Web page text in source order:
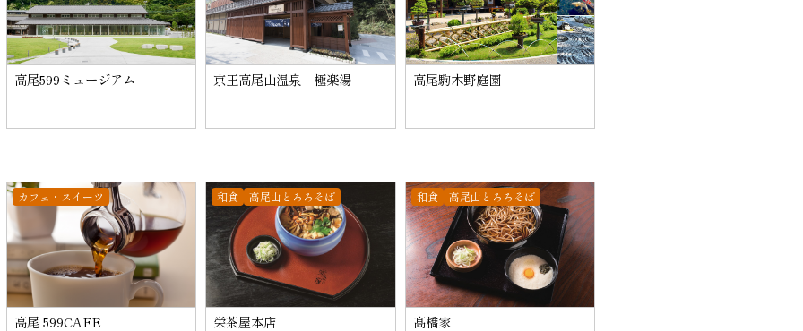
高尾599ミュージアム 京王高尾山温泉 極楽湯 高尾駒木野庭園
カフェ・スイーツ
高尾 599CAFE
和食 高尾山とろろそば
栄茶屋本店
和食 高尾山とろろそば
髙橋家